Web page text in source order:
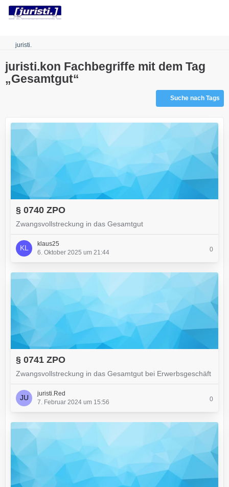
Robots.txt
juristi.
juristi.kon Fachbegriffe mit dem Tag
„Gesamtgut“
Suche nach Tags
§ 0740 ZPO
Zwangsvollstreckung in das Gesamtgut
klaus25
6. Oktober 2025 um 21:44
0
§ 0741 ZPO
Zwangsvollstreckung in das Gesamtgut bei Erwerbsgeschäft
juristi.Red
7. Februar 2024 um 15:56
0